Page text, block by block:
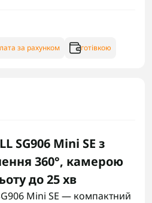
за рахунком готівкою
SG906 Mini SE з
360°, камерою
до 25 хв
Mini SE — компактний